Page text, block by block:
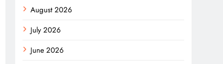
August 2026
July 2026
June 2026